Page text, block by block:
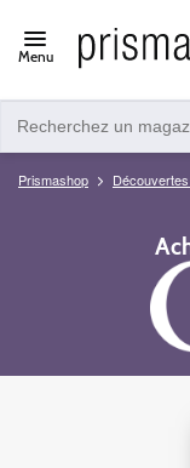
Open/close
navigation
Menu
Prismashop